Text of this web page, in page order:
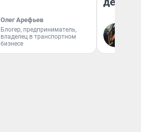
Олег Арефьев
Блогер, предприниматель,
владелец в транспортном
бизнесе